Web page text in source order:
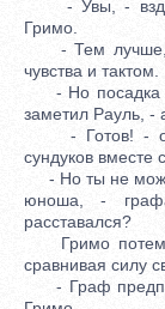
- Увы, -
Гримо.
- Тем лучше, -
чувства и тактом.
- Но посадка
заметил Рауль, -
- Готов! -
сундуков вместе
- Но ты не
юноша, -
расставался?
Гримо
сравнивая силу
- Граф